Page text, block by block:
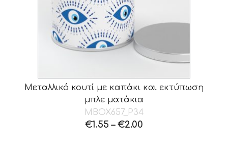
Μεταλλικό κουτί με καπάκι και εκτύπωση
μπλε ματάκια
MBOX657_P34
€1.55 – €2.00